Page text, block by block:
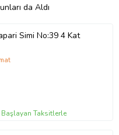
da Aldı
Simi No:39 4 Kat
Taksitlerle